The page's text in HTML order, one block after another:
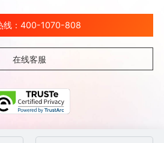
线：400-1070-808
在线客服
2026 Ksyun All Rights Reserved Kingsoft Corp.